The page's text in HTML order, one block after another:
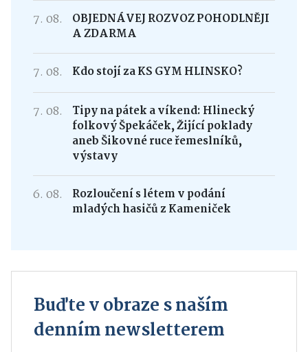
7. 08.
OBJEDNÁVEJ ROZVOZ POHODLNĚJI
A ZDARMA
7. 08. Kdo stojí za KS GYM HLINSKO?
7. 08.
Tipy na pátek a víkend: Hlinecký
folkový Špekáček, Žijící poklady
aneb Šikovné ruce řemeslníků,
výstavy
6. 08.
Rozloučení s létem v podání
mladých hasičů z Kameniček
Buďte v obraze s naším
denním newsletterem